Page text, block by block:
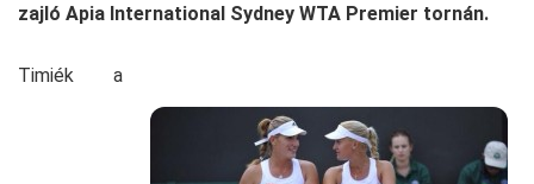
zajló Apia International Sydney WTA Premier tornán.
Timiék a